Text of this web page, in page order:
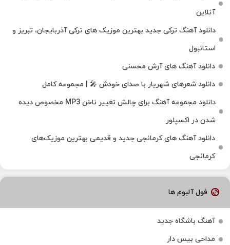
آنلاین
دانلود آهنگ ترکی جدید بهترین موزیک‌ های ترکی آذربایجان، تبریز و
استانبول
دانلود آهنگ های آرش محسنی
دانلود شعرهای شهریار با صدای خودش 🎤 | مجموعه کامل
دانلود مجموعه آهنگ برای چالش تغییر ناخن MP3 مخصوص دیده
شدن در اکسپلور
دانلود آهنگ‌ های کرمانجی جدید و قدیمی بهترین موزیک‌های
کرمانجی
فول آلبوم ها
آهنگ باشگاه جدید
مداحی بیس دار